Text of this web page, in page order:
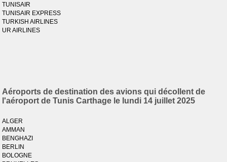
TUNISAIR
TUNISAIR EXPRESS
TURKISH AIRLINES
UR AIRLINES
Aéroports de destination des avions qui décollent de
l'aéroport de Tunis Carthage le lundi 14 juillet 2025
ALGER
AMMAN
BENGHAZI
BERLIN
BOLOGNE